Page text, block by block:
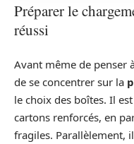
Préparer le
réussi
Avant même de penser
de se concentrer sur la
le choix des boîtes. Il
cartons renforcés, en
fragiles. Parallèlement,